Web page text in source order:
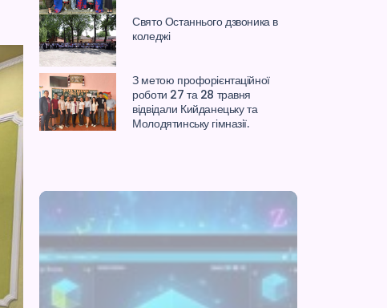
Свято Останнього дзвоника в
коледжі
З метою профорієнтаційної
роботи 27 та 28 травня
відвідали Кийданецьку та
Молодятинську гімназії.